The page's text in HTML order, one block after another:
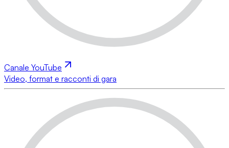
Canale YouTube
Video, format e racconti di gara